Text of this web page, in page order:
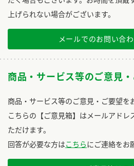
上げられない場合がございます。
メールでのお問い合
商品・サービス等のご意見
商品・サービス等のご意見・ご要望を
こちらの【ご意見箱】はメールアドレ
ただけます。
回答が必要な方はこちらにご連絡をお